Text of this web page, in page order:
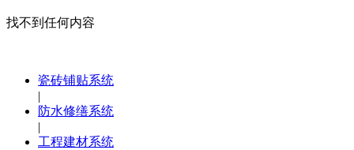
找不到任何内容
瓷砖铺贴系统
|
防水修缮系统
|
工程建材系统